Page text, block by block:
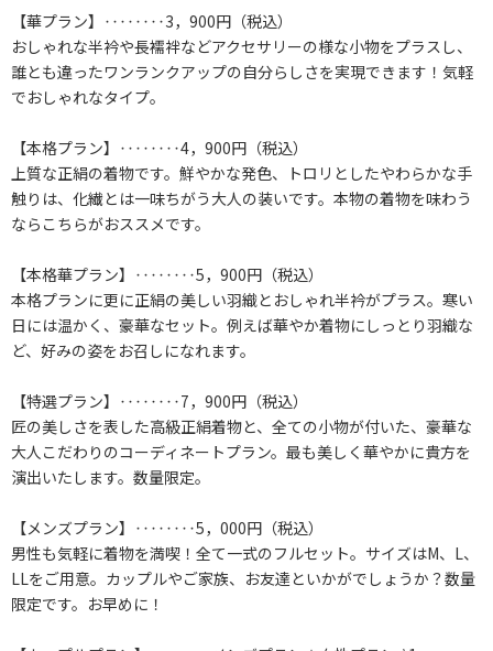
【華プラン】‥‥‥‥3，900円（税込）
おしゃれな半衿や長襦袢などアクセサリーの様な小物をプラスし、
誰とも違ったワンランクアップの自分らしさを実現できます！気軽
でおしゃれなタイプ。
【本格プラン】‥‥‥‥4，900円（税込）
上質な正絹の着物です。鮮やかな発色、トロリとしたやわらかな手
触りは、化繊とは一味ちがう大人の装いです。本物の着物を味わう
ならこちらがおススメです。
【本格華プラン】‥‥‥‥5，900円（税込）
本格プランに更に正絹の美しい羽織とおしゃれ半衿がプラス。寒い
日には温かく、豪華なセット。例えば華やか着物にしっとり羽織な
ど、好みの姿をお召しになれます。
【特選プラン】‥‥‥‥7，900円（税込）
匠の美しさを表した高級正絹着物と、全ての小物が付いた、豪華な
大人こだわりのコーディネートプラン。最も美しく華やかに貴方を
演出いたします。数量限定。
【メンズプラン】‥‥‥‥5，000円（税込）
男性も気軽に着物を満喫！全て一式のフルセット。サイズはM、L、
LLをご用意。カップルやご家族、お友達といかがでしょうか？数量
限定です。お早めに！